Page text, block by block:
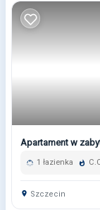
Apartament w
1 łazienka
Szczecin